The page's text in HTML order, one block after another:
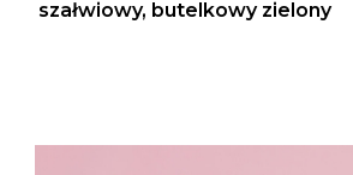
szałwiowy, butelkowy zielony